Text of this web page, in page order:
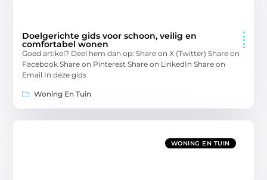
Doelgerichte gids voor schoon, veilig en
comfortabel wonen
Goed artikel? Deel hem dan op: Share on X (Twitter) Share on
Facebook Share on Pinterest Share on LinkedIn Share on
Email In deze gids
Woning En Tuin
WONING EN TUIN